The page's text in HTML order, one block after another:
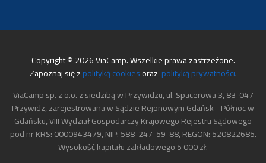
Copyright © 2026 ViaCamp. Wszelkie prawa zastrzeżone.
Zapoznaj się zpolityką cookiesoraz polityką prywatności.
ViaCamp sp. z o.o. z siedzibą w Przywidzu, ul. Spacerowa 3, 83-047
Przywidz, zarejestrowana w Sądzie Rejonowym Gdańsk - Północ w
Gdańsku, VIII Wydział Gospodarczy Krajowego Rejestru Sądowego
pod nr KRS: 0000943479, NIP: 588-247-59-88, REGON: 520822685.
Wysokość kapitału zakładowego 5 000 zł.